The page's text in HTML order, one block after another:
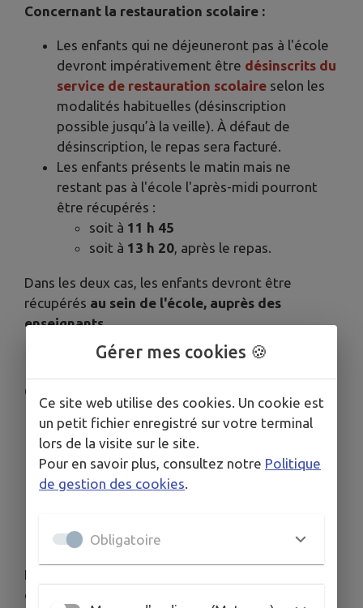
Concernant la restauration scolaire :
Les enfants qui ne déjeuneront pas à l'école
devront impérativement être désinscrits du
service de restauration scolaire selon les
modalités habituelles (désinscription
possible jusqu’à la veille). À défaut de
désinscription, le repas sera facturé.
Les enfants présents le matin mais ne
restant pas à l'école l'après-midi pourront
être récupérés :
soit à 11 h 45
soit à 13 h 20, après le repas.
Dans les deux cas, les enfants devront être
récupérés au sein de l'école, auprès des
enseignants.
Concernant le périscolaire :
Les mesures de désinscription habituelles
des enfants inscrits au périscolaire devront
être réalisées pour les enfants qui ne
fréquenteraient pas le service sur cette
Par ailleurs, nous invitons les familles à veiller à
ce que chaque enfant soit muni :
Gérer mes cookies 🍪
Ce site web utilise des cookies. Un cookie est
un petit fichier enregistré sur votre terminal
lors de la visite sur le site.
Pour en savoir plus, consultez notre Politique
de gestion des cookies.
Obligatoire